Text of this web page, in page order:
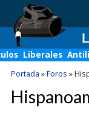
Liberales
Portada »Foros »